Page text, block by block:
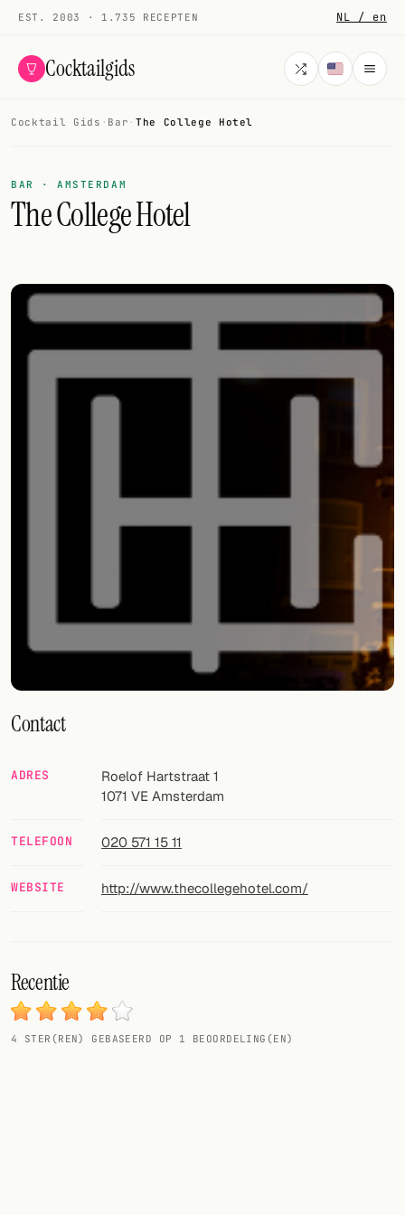
EST. 2003 · 1.735 RECEPTEN NL / en
Cocktailgids
COCKTAILS
Alle cocktails
Alcoholvrij
Galerij
Cocktail glazen
Cocktail boeken
Cocktail bar
Eenheden
Links
VOLG
Twitter
Cocktail app
Cocktail Gids · Bar · The College Hotel
BAR · AMSTERDAM
The College Hotel
Contact
ADRES
Roelof Hartstraat 1
1071 VE Amsterdam
TELEFOON 020 571 15 11
WEBSITE http://www.thecollegehotel.com/
Recentie
4 STER(REN) GEBASEERD OP 1 BEOORDELING(EN)